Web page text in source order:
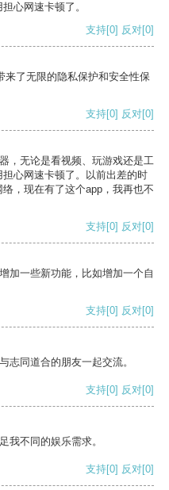
心网速卡顿了。
支持[0] 反对[0]
来了无限的隐私保护和安全性保
支持[0] 反对[0]
，无论是看视频、玩游戏还是工
心网速卡顿了。以前出差的时
，现在有了这个app，我再也不
支持[0] 反对[0]
加一些新功能，比如增加一个自
支持[0] 反对[0]
志同道合的朋友一起交流。
支持[0] 反对[0]
我不同的娱乐需求。
支持[0] 反对[0]